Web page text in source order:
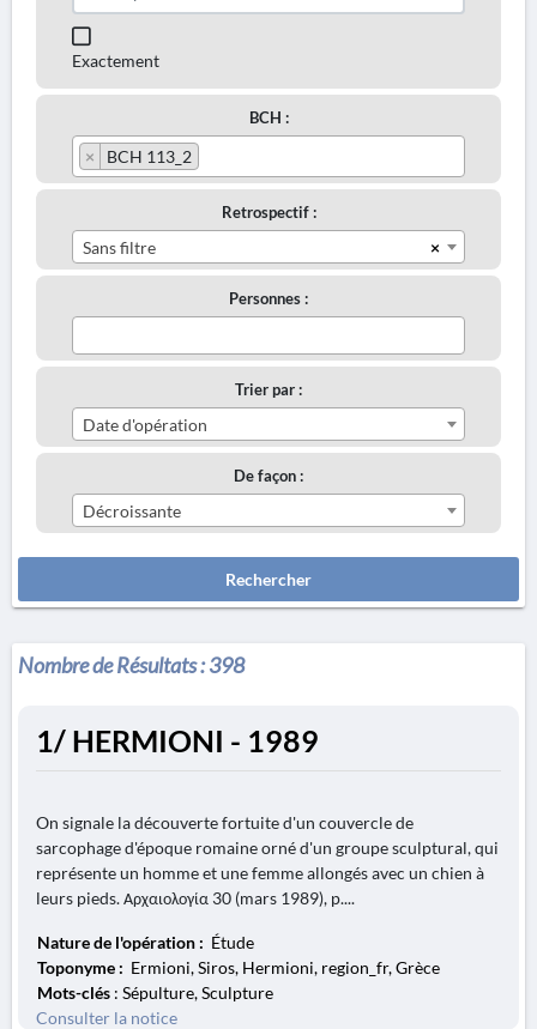
Exactement
BCH :
× BCH 113_2
Retrospectif :
×
Sans filtre
Personnes :
Trier par :
Date d'opération
De façon :
Décroissante
Rechercher
Nombre de Résultats :398
1/ HERMIONI - 1989
On signale la découverte fortuite d'un couvercle de
sarcophage d'époque romaine orné d'un groupe sculptural, qui
représente un homme et une femme allongés avec un chien à
leurs pieds. Αρχαιολογία 30 (mars 1989), p....
Nature de l'opération : Étude
Toponyme : Ermioni, Siros, Hermioni, region_fr, Grèce
Mots-clés : Sépulture, Sculpture
Consulter la notice